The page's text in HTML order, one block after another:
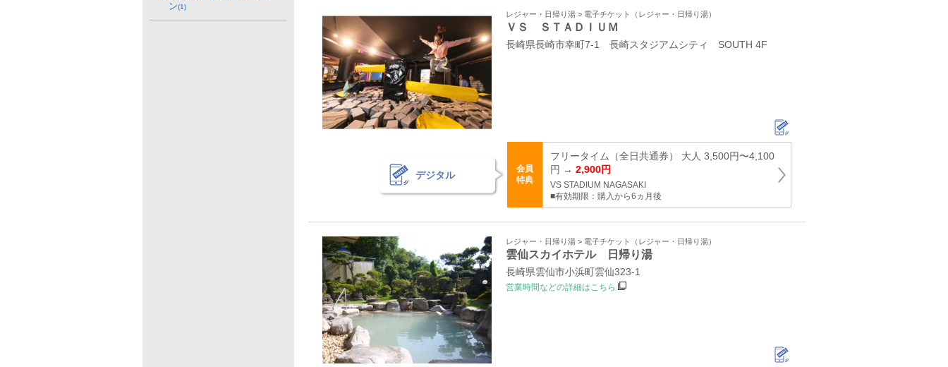
レジャー・日帰り湯 > 電子チケット（レジャー・日帰り湯）
ＶＳ ＳＴＡＤＩＵＭ
長崎県長崎市幸町7-1 長崎スタジアムシティ SOUTH 4F
デジタル
会員
特典
フリータイム（全日共通券） 大人 3,500円〜4,100
円 → 2,900円
VS STADIUM NAGASAKI
■有効期限：購入から6ヵ月後
レジャー・日帰り湯 > 電子チケット（レジャー・日帰り湯）
雲仙スカイホテル 日帰り湯
長崎県雲仙市小浜町雲仙323‐1
営業時間などの詳細はこちら
ン(1)